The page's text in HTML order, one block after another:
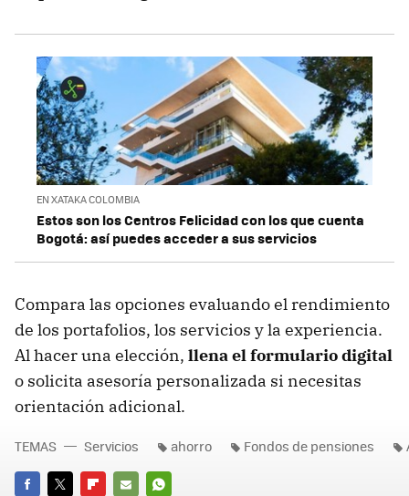
EN XATAKA COLOMBIA
Estos son los Centros Felicidad con los que cuenta
Bogotá: así puedes acceder a sus servicios
Compara las opciones evaluando el rendimiento
de los portafolios, los servicios y la experiencia.
Al hacer una elección, llena el formulario digital
o solicita asesoría personalizada si necesitas
orientación adicional.
TEMAS Servicios ahorro Fondos de pensiones